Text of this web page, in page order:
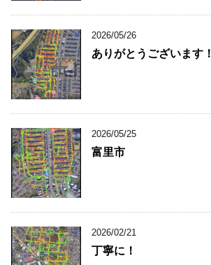
2026/05/26
ありがとうございます！
2026/05/25
富里市
2026/02/21
丁寧に！